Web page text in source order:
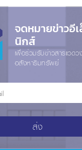
จดหมายข่าวอี
นิกส์
เพื่อร่วมรับข่าวสารแวดว
อสังหาริมทรัพย์
ส่ง